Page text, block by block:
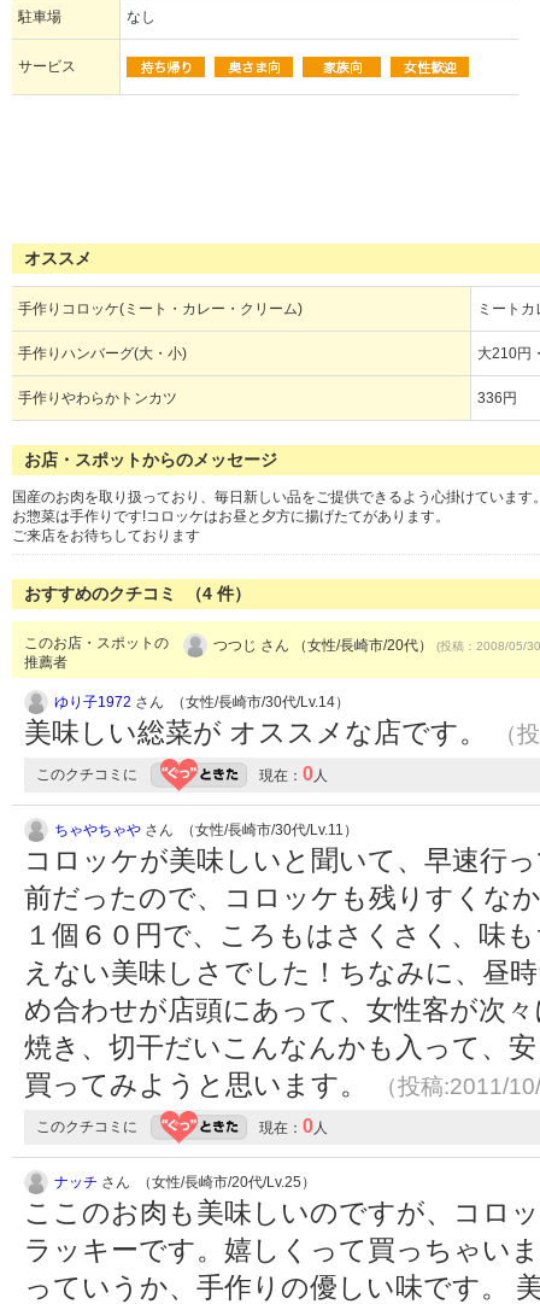
駐車場 なし
サービス
オススメ
手作りコロッケ(ミート・カレー・クリーム) ミート
手作りハンバーグ(大・小) 大210円
手作りやわらかトンカツ 336円
お店・スポットからのメッセージ
国産のお肉を取り扱っており、毎日新しい品をご提供できるよう心掛けています
お惣菜は手作りです!コロッケはお昼と夕方に揚げたてがあります。
ご来店をお待ちしております
おすすめのクチコミ （4 件）
このお店・スポットの
推薦者
つつじ さん （女性/長崎市/20代） (投稿：2008/05/
ゆり子1972 さん （女性/長崎市/30代/Lv.14）
美味しい総菜が オススメな店です。 （
このクチコミに 現在： 0人
ちゃやちゃや さん （女性/長崎市/30代/Lv.11）
コロッケが美味しいと聞いて、早速行
前だったので、コロッケも残りすくな
１個６０円で、ころもはさくさく、味
えない美味しさでした！ちなみに、昼
め合わせが店頭にあって、女性客が次
焼き、切干だいこんなんかも入って、
買ってみようと思います。
（投稿:2011/
このクチコミに 現在： 0人
ナッチ さん （女性/長崎市/20代/Lv.25）
ここのお肉も美味しいのですが、コロ
ラッキーです。嬉しくって買っちゃい
っていうか、手作りの優しい味です。